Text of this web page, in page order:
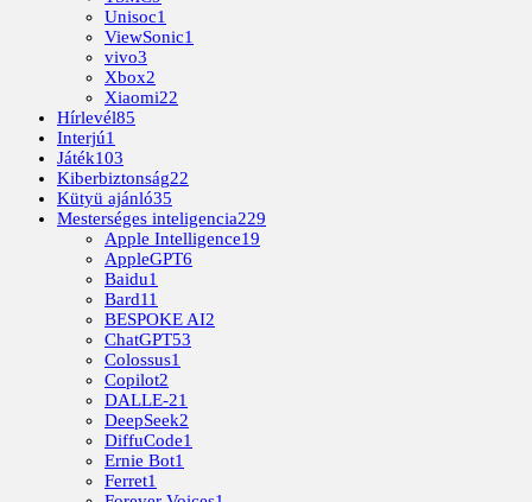
Unisoc1
ViewSonic1
vivo3
Xbox2
Xiaomi22
Hírlevél85
Interjú1
Játék103
Kiberbiztonság22
Kütyü ajánló35
Mesterséges inteligencia229
Apple Intelligence19
AppleGPT6
Baidu1
Bard11
BESPOKE AI2
ChatGPT53
Colossus1
Copilot2
DALLE-21
DeepSeek2
DiffuCode1
Ernie Bot1
Ferret1